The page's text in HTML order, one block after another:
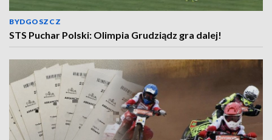
BYDGOSZCZ
STS Puchar Polski: Olimpia Grudziądz gra dalej!